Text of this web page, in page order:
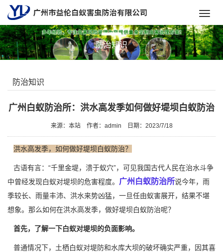
防治知识
防治知识
广州白蚁防治所：洪水高发季如何做好堤坝白蚁防治
来源：本站 作者：admin 日期：2023/7/18
洪水高发季，如何做好堤坝白蚁防治？
古语有言：“千里金堤，溃于蚁穴”，可见我国古代人民在治水斗争
中曾经发现白蚁对堤坝的危害程度。 广州白蚁防治所说今年，雨
季较长、雨量丰沛、洪水来势凶猛，一旦任由蚁害展开，结果不堪
想象。那么如何在洪水高发季，做好堤坝白蚁防治呢？
首先，了解一下白蚁对堤坝的负面影响。
普通情况下，土栖白蚁对堤防和水库大坝的破坏确实严重，因其喜